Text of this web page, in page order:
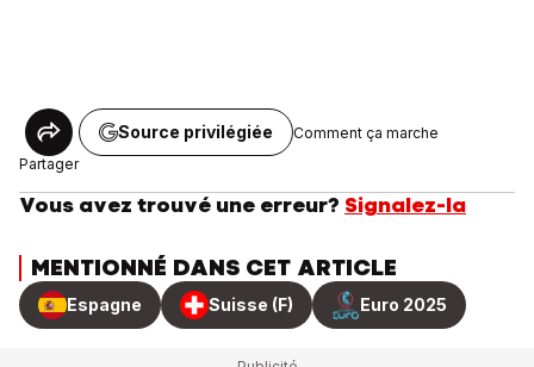
Partager
Source privilégiée Comment ça marche
Vous avez trouvé une erreur? Signalez-la
MENTIONNÉ DANS CET ARTICLE
Espagne Suisse (F) Euro 2025